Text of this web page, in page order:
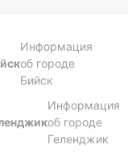
Информация
об городе
Бийск
Информация
об городе
Геленджик